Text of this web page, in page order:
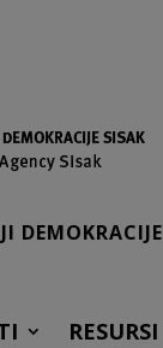
DEMOKRACIJE
RESURSI